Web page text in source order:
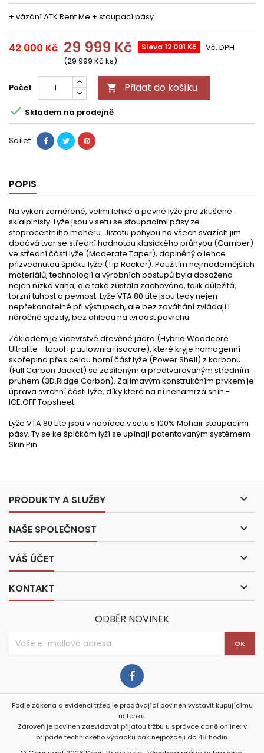
+ vázání ATK Rent Me + stoupací pásy
42 000 Kč 29 999 Kč Sleva 12 001 Kč
(29 999 Kč ks)
Vč. DPH
Počet  Přidat do košíku
 Skladem na prodejně
Sdílet
POPIS
Na výkon zaměřené, velmi lehké a pevné lyže pro zkušené
skialpinisty. Lyže jsou v setu se stoupacími pásy ze
stoprocentního mohéru. Jistotu pohybu na všech svazích jim
dodává tvar se střední hodnotou klasického průhybu (Camber)
ve střední části lyže (Moderate Taper), doplněný o lehce
přizvednutou špičku lyže (Tip Rocker). Použitím nejmodernějších
materiálů, technologií a výrobních postupů byla dosažena
nejen nízká váha, ale také zůstala zachována, tolik důležitá,
torzní tuhost a pevnost. Lyže VTA 80 Lite jsou tedy nejen
nepřekonatelné při výstupech, ale bez zaváhání zvládají i
náročné sjezdy, bez ohledu na tvrdost povrchu.
Základem je vícevrstvé dřevěné jádro (Hybrid Woodcore
Ultralite - topol+paulownia+isocore), které kryje homogenní
skořepina přes celou horní část lyže (Power Shell) z karbonu
(Full Carbon Jacket) se zesíleným a předtvarovaným středním
pruhem (3D.Ridge Carbon). Zajímavým konstrukčním prvkem je
úprava svrchní části lyže, díky které na ní nenamrzá sníh -
ICE.OFF Topsheet.
Lyže VTA 80 Lite jsou v nabídce v setu s 100% Mohair stoupacími
pásy. Ty se ke špičkám lyží se upínají patentovaným systémem
Skin Pin.
PRODUKTY A SLUŽBY 
NAŠE SPOLEČNOST 
VÁŠ ÚČET 
KONTAKT 
ODBĚR NOVINEK
Podle zákona o evidenci tržeb je prodávající povinen vystavit kupujícímu
účtenku.
Zároveň je povinen zaevidovat přijatou tržbu u správce daně online; v
případě technického výpadku pak nejpozději do 48 hodin.